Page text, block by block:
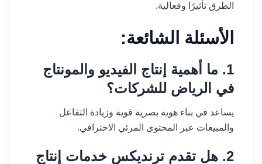
الطرق تأثيرًا وفعالية.
الأسئلة الشائعة:
1. ما أهمية إنتاج الفيديو والمونتاج
في الرياض للشركات؟
يساعد في بناء هوية بصرية قوية وزيادة التفاعل
والمبيعات عبر المحتوى المرئي الاحترافي.
2. هل تقدم ترنديكس خدمات إنتاج